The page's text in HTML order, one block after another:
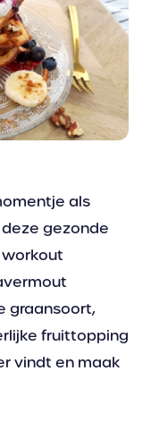
als
gezonde
graansoort,
fruittopping
vindt en maak